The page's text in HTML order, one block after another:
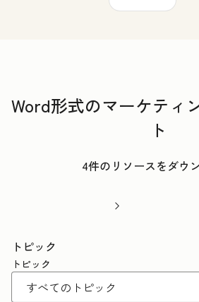
Word形式のマーケティ
ト
4件のリソースをダウ
トピック
トピック